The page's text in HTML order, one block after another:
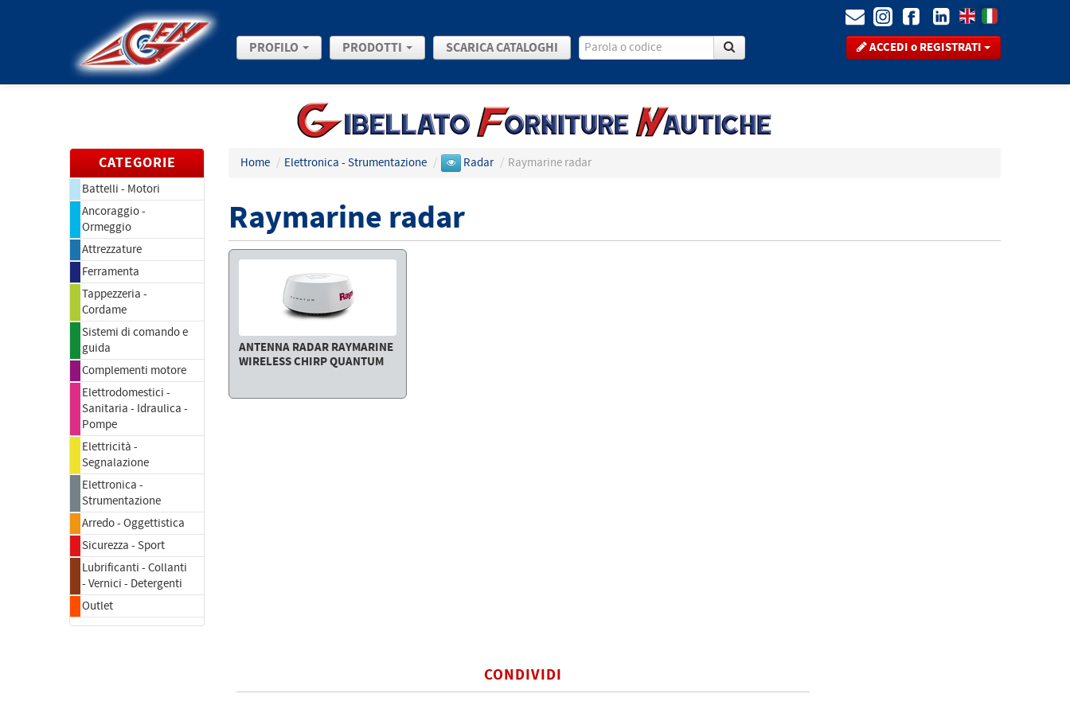
ACCEDI o REGISTRATI
PROFILO PRODOTTI SCARICA CATALOGHI
CATEGORIE
Battelli - Motori
Ancoraggio -
Ormeggio
Attrezzature
Ferramenta
Tappezzeria -
Cordame
Sistemi di comando e
guida
Complementi motore
Elettrodomestici -
Sanitaria - Idraulica -
Pompe
Elettricità -
Segnalazione
Elettronica -
Strumentazione
Arredo - Oggettistica
Sicurezza - Sport
Lubrificanti - Collanti
- Vernici - Detergenti
Outlet
Home / Elettronica - Strumentazione / Radar / Raymarine radar
Raymarine radar
ANTENNA RADAR RAYMARINE
WIRELESS CHIRP QUANTUM
CONDIVIDI